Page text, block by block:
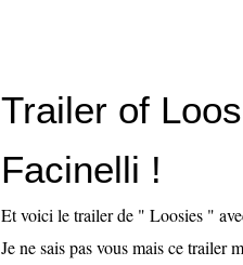
Trailer of
Facinelli !
Et voici le trailer de " Loosies "
Je ne sais pas vous mais ce trailer